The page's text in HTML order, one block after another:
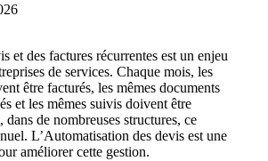
et des factures récurrentes est un enjeu
de services. Chaque mois, les
être facturés, les mêmes documents
et les mêmes suivis doivent être
dans de nombreuses structures, ce
L’Automatisation des devis est une
améliorer cette gestion.